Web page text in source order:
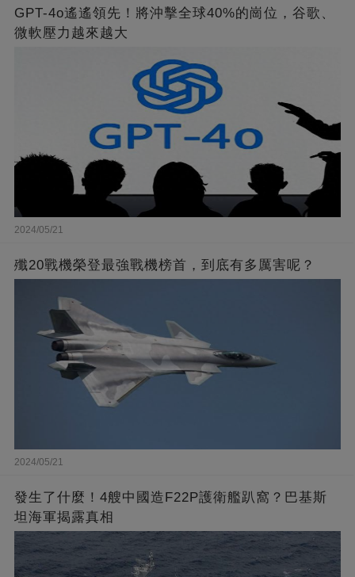
GPT-4o遙遙領先！將沖擊全球40%的崗位，谷歌、
微軟壓力越來越大
2024/05/21
殲20戰機榮登最強戰機榜首，到底有多厲害呢？
2024/05/21
發生了什麼！4艘中國造F22P護衛艦趴窩？巴基斯
坦海軍揭露真相